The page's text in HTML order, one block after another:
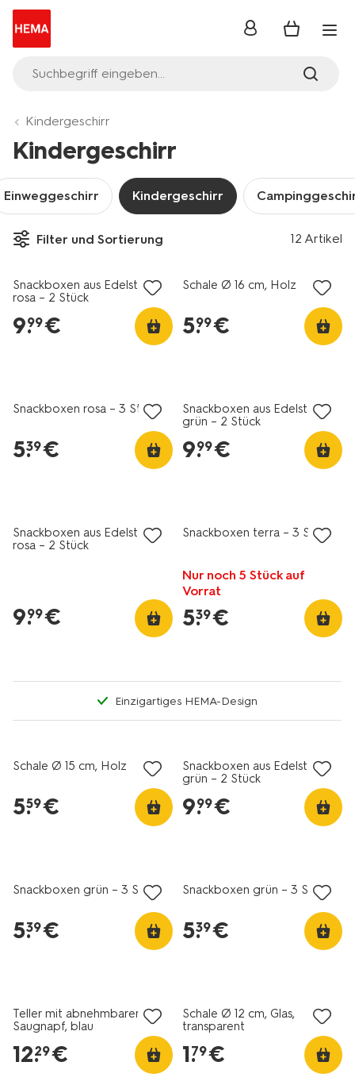
Suchbegriff eingeben...
Anmelden
Kindergeschirr
Kindergeschirr
Einweggeschirr Kindergeschirr
Filter und Sortierung 12 Artikel
Snackboxen aus Edelstahl,
rosa – 2 Stück
9.
99€
Schale Ø 16 cm, Holz
5.
99€
Snackboxen rosa – 3 Stück
5.
39€
Snackboxen aus Edelstahl
grün – 2 Stück
9.
99€
Snackboxen aus Edelstahl
rosa – 2 Stück
9.
99€
Snackboxen terra – 3 Stück
Nur noch 5 Stück auf
Vorrat
5.
39€
Einzigartiges HEMA-Design
Schale Ø 15 cm, Holz
5.
59€
Snackboxen aus Edelstahl
grün – 2 Stück
9.
99€
Snackboxen grün – 3 Stück
5.
39€
Snackboxen grün – 3 Stück
5.
39€
Teller mit abnehmbarem
Saugnapf, blau
12.
29€
Schale Ø 12 cm, Glas,
transparent
1.
79€